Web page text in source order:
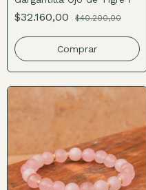
$32.160,00 $40.200,00
Comprar